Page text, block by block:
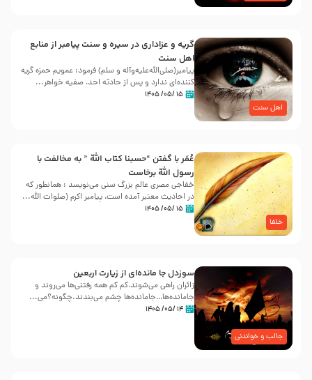
اهل سنت
گریه و عزاداری در سیره و سنت پیامبر از منابع
اهل سنت
پیامبر(صلی‌الله‌علیه‌وآله و سلم) فرمود: عمویم حمزه گریه
کننده‌ای ندارد و پس از حادثه احد، صفیه خواهر...
۱۵ /۰۵/ ۱۴۰۵
خلفا
عُمَر با گفتن “حسبنا كتاب اللّه ” به مخالفت با
رسول اللّه برخاست
خفاجی مصری عالم بزرگ سنی می‌نویسد : همانطور که
در احادیث معتبر آمده است، پیامبر اکرم (صلوات اللّه...
۱۵ /۰۵/ ۱۴۰۵
جالب و خواندنی
سوزدل جا مانده‌ای از زیارت اربعین
زائران راهی می‌شوند،کم‌ کم همه رفتنی‌ها می‌روند و
جامانده‌ها…جامانده‌ها چشم می‌بندند.چگونه؟می‌...
۱۴ /۰۵/ ۱۴۰۵